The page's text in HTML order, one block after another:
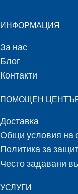
ИНФОРМАЦИЯ
За нас
Блог
Контакти
ПОМОЩЕН
Доставка
Общи условия на
Политика за
Често задавани
УСЛУГИ